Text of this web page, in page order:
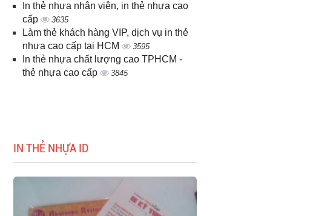
In thẻ nhựa nhân viên, in thẻ nhựa cao
cấp
3635
Làm thẻ khách hàng VIP, dịch vụ in thẻ
nhựa cao cấp tại HCM
3595
In thẻ nhựa chất lượng cao TPHCM -
thẻ nhựa cao cấp
3845
IN THẺ NHỰA ID